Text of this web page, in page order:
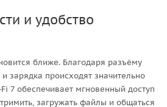
и удобство
ближе. Благодаря разъёму
зарядка происходят значительно
7 обеспечивает мгновенный доступ
загружать файлы и общаться